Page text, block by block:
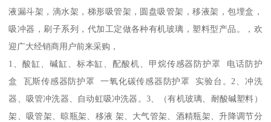
液漏斗架，滴水架，梯形吸管架，圆盘吸管架，移液架，包埋盒，
吸冲器，刷子系列，代加工定做各种有机玻璃，塑料型产品。，欢
迎广大经销商用户前来采购，
1、酸缸、碱缸、标本缸、配酸机、甲烷传感器防护罩 电话防护
盒 瓦斯传感器防护罩 一氧化碳传感器防护罩 实验台。2、冲洗
器、吸管冲洗器、自动虹吸冲洗器。3、（有机玻璃、耐酸碱塑料）
架、吸管架、晾瓶架、移液 架、大气管架、酒精瓶架、升降调节分